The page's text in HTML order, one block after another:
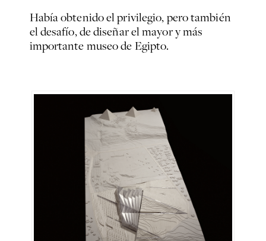
Había obtenido el privilegio, pero también
el desafío, de diseñar el mayor y más
importante museo de Egipto.